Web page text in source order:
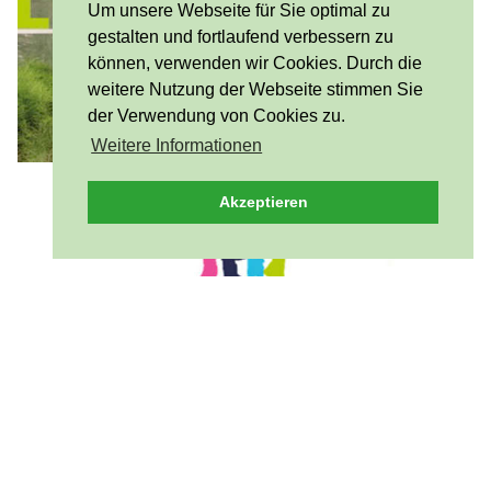
Um unsere Webseite für Sie optimal zu
gestalten und fortlaufend verbessern zu
können, verwenden wir Cookies. Durch die
weitere Nutzung der Webseite stimmen Sie
der Verwendung von Cookies zu.
Weitere Informationen
Akzeptieren